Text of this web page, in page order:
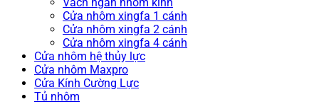
Cửa nhôm xingfa 1 cánh
Cửa nhôm xingfa 2 cánh
Cửa nhôm xingfa 4 cánh
Cửa nhôm hệ thủy lực
Cửa nhôm Maxpro
Cửa Kính Cường Lực
Tủ nhôm